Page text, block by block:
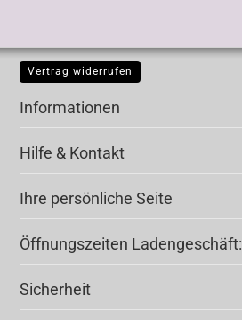
Vertrag widerrufen
Informationen
Hilfe & Kontakt
Ihre persönliche Seite
Öffnungszeiten Ladengeschäft:
Sicherheit